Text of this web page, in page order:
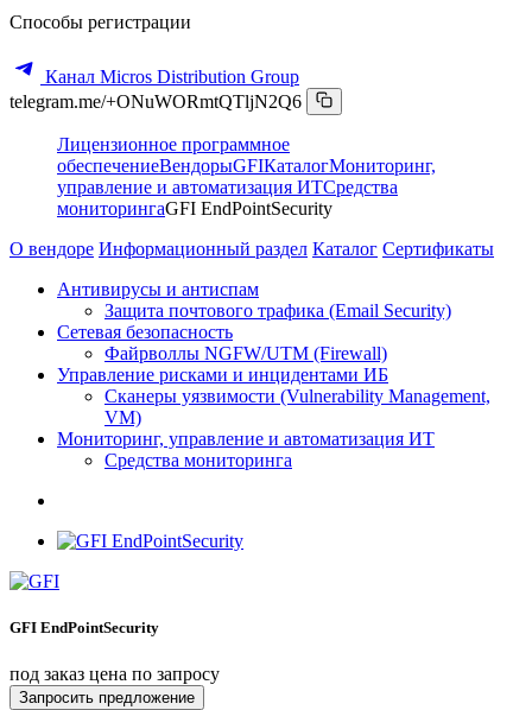
Способы регистрации
Канал Micros Distribution Group
telegram.me/+ONuWORmtQTljN2Q6
Лицензионное программное
обеспечениеВендорыGFIКаталогМониторинг,
управление и автоматизация ИТСредства
мониторингаGFI EndPointSecurity
О вендоре Информационный раздел Каталог Сертификаты
Антивирусы и антиспам
Защита почтового трафика (Email Security)
Сетевая безопасность
Файрволлы NGFW/UTM (Firewall)
Управление рисками и инцидентами ИБ
Сканеры уязвимости (Vulnerability Management,
VM)
Мониторинг, управление и автоматизация ИТ
Средства мониторинга
GFI EndPointSecurity
под заказ цена по запросу
Запросить предложение